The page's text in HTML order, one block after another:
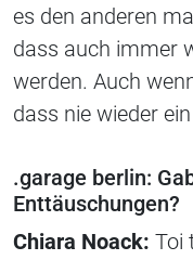
es den anderen
dass auch immer
werden. Auch
dass nie wieder
.garage berlin:
Enttäuschungen?
Chiara Noack: Toi